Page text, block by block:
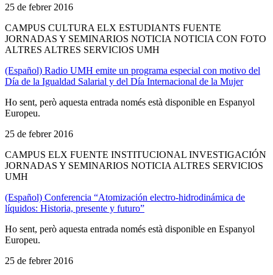
25 de febrer 2016
CAMPUS CULTURA ELX ESTUDIANTS FUENTE
JORNADAS Y SEMINARIOS NOTICIA NOTICIA CON FOTO
ALTRES ALTRES SERVICIOS UMH
(Español) Radio UMH emite un programa especial con motivo del
Día de la Igualdad Salarial y del Día Internacional de la Mujer
Ho sent, però aquesta entrada només està disponible en Espanyol
Europeu.
25 de febrer 2016
CAMPUS ELX FUENTE INSTITUCIONAL INVESTIGACIÓN
JORNADAS Y SEMINARIOS NOTICIA ALTRES SERVICIOS
UMH
(Español) Conferencia “Atomización electro-hidrodinámica de
líquidos: Historia, presente y futuro”
Ho sent, però aquesta entrada només està disponible en Espanyol
Europeu.
25 de febrer 2016